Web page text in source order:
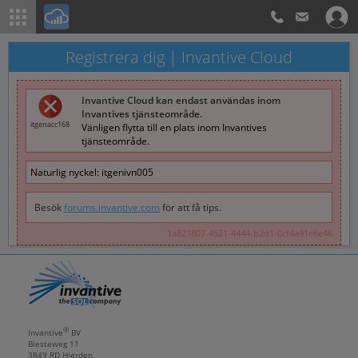
Registrera dig | Invantive Cloud
itgenacc168
Invantive Cloud kan endast användas inom
Invantives tjänsteområde.
Vänligen flytta till en plats inom Invantives
tjänsteområde.
Naturlig nyckel: itgenivn005
Besökforums.invantive.com för att få tips.
1a821807-4521-4444-b2d1-0cf4a91e6e46
Invantive® BV
Biesteweg 11
3849 RD Hierden